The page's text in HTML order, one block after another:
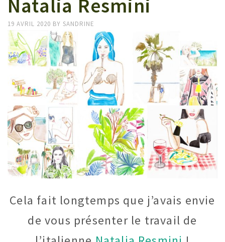
Natalia Resmini
19 AVRIL 2020 BY SANDRINE
Cela fait longtemps que j’avais envie
de vous présenter le travail de